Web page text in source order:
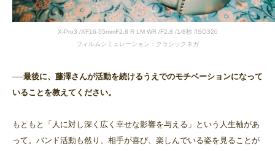
X-Pro3 /XF16-55mmF2.8 R LM WR /F2.8 /1/8秒 /ISO320
フィルムシミュレーション：クラシックネガ
──最後に、藤澤さんが活動を続けるうえでのモチベーションになって
いることを教えてください。
もともと「人に対し深く広く幸せな影響を与える」という人生軸があ
って。バンド活動も然り、相手が喜び、楽しんでいる姿を見ることが